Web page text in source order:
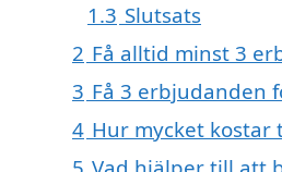
1.3 Slutsats
2 Få alltid minst 3
3 Få 3 erbjudanden
4 Hur mycket